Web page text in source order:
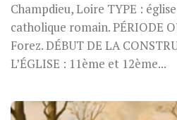
Champdieu, Loire TYPE :
catholique romain. PÉRIODE
Forez. DÉBUT DE LA
L’ÉGLISE : 11ème et 12ème...